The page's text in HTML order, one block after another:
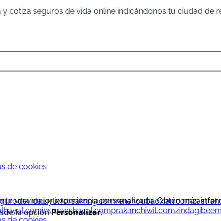
y cotiza seguros de vida online indicándonos tu ciudad de
de cookies
livforsakring.comrenshoubaoxian.com
insuranshayat.comprakanchiwit.com
una mejor experiencia personalizada. Obtén más
la opciónPersonalizar.